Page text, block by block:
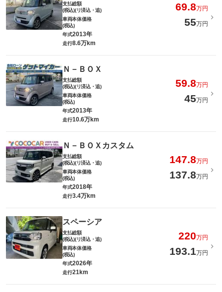
支払総額
(税込)(リ済込・追)
69.8万円
車両本体価格
(税込)
55万円
年式2013年
走行8.6万km
Ｎ－ＢＯＸ
支払総額
(税込)(リ済込・追)
59.8万円
車両本体価格
(税込)
45万円
年式2013年
走行10.6万km
Ｎ－ＢＯＸカスタム
支払総額
(税込)(リ済込・追)
147.8万円
車両本体価格
(税込)
137.8万円
年式2018年
走行3.4万km
スペーシア
支払総額
(税込)(リ済込・追)
220万円
車両本体価格
(税込)
193.1万円
年式2026年
走行21km